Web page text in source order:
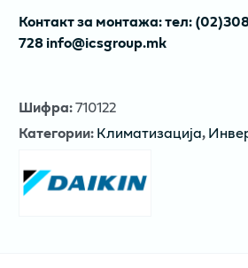
Контакт за монтажа: тел:
728 info@icsgroup.mk
Шифра:710122
Категории:Климатизација,